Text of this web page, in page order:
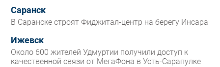
Саранск
В Саранске строят Фиджитал-центр на берегу Инсара
Ижевск
Около 600 жителей Удмуртии получили доступ к
качественной связи от МегаФона в Усть-Сарапулке